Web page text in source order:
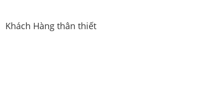
Khách Hàng thân thiết